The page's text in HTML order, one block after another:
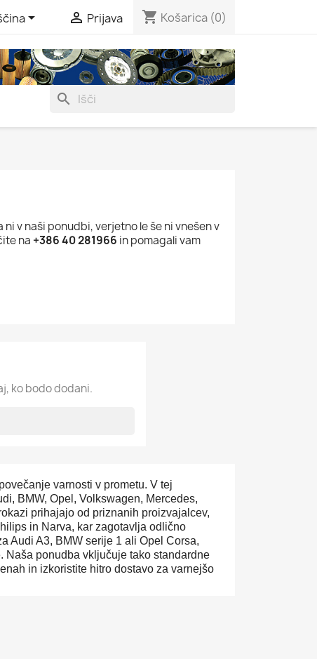
  Prijava shopping_cart Košarica (0)
search
v naši ponudbi, verjetno le še ni vnešen v
na +386 40 281966 in pomagali vam
ko bodo dodani.
varnosti v prometu. V tej
BMW, Opel, Volkswagen, Mercedes,
prihajajo od priznanih proizvajalcev,
in Narva, kar zagotavlja odlično
Audi A3, BMW serije 1 ali Opel Corsa,
Naša ponudba vključuje tako standardne
in izkoristite hitro dostavo za varnejšo